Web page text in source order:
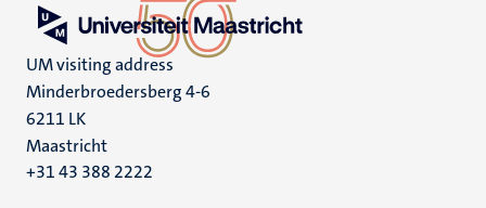
UM visiting address
Minderbroedersberg 4-6
6211 LK
Maastricht
+31 43 388 2222